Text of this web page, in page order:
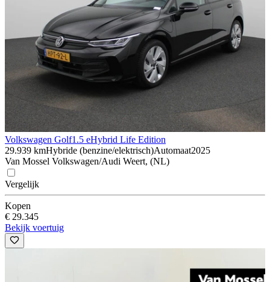
Volkswagen Golf1.5 eHybrid Life Edition
29.939 kmHybride (benzine/elektrisch)Automaat2025
Van Mossel Volkswagen/Audi Weert, (NL)
Vergelijk
Kopen
€ 29.345
Bekijk voertuig